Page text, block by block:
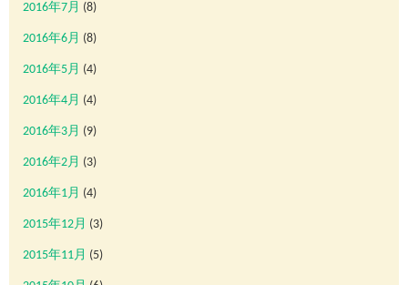
2016年7月 (8)
2016年6月 (8)
2016年5月 (4)
2016年4月 (4)
2016年3月 (9)
2016年2月 (3)
2016年1月 (4)
2015年12月 (3)
2015年11月 (5)